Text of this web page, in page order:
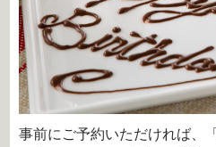
事前にご予約いただければ、